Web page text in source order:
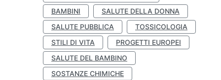
BAMBINI
SALUTE DELLA DONNA
SALUTE PUBBLICA
TOSSICOLOGIA
STILI DI VITA
PROGETTI EUROPEI
SALUTE DEL BAMBINO
SOSTANZE CHIMICHE